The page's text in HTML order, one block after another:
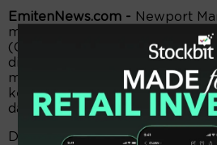
EmitenNews.com - Newport
menyiapkan belanja modal
(Capex) 2025 senilai USD1 juta.
dialokasikan untuk peremajaan
memastikan perusahaan tetap
kebutuhan pelanggan dengan
dan efisien.
Dengan strategi fokus pada